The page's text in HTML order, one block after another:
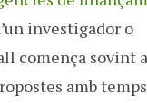
investigador o
comença sovint
amb